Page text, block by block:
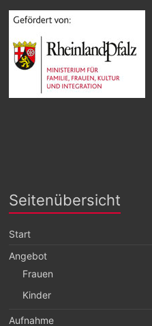
Seitenübersicht
Start
Angebot
Frauen
Kinder
Aufnahme